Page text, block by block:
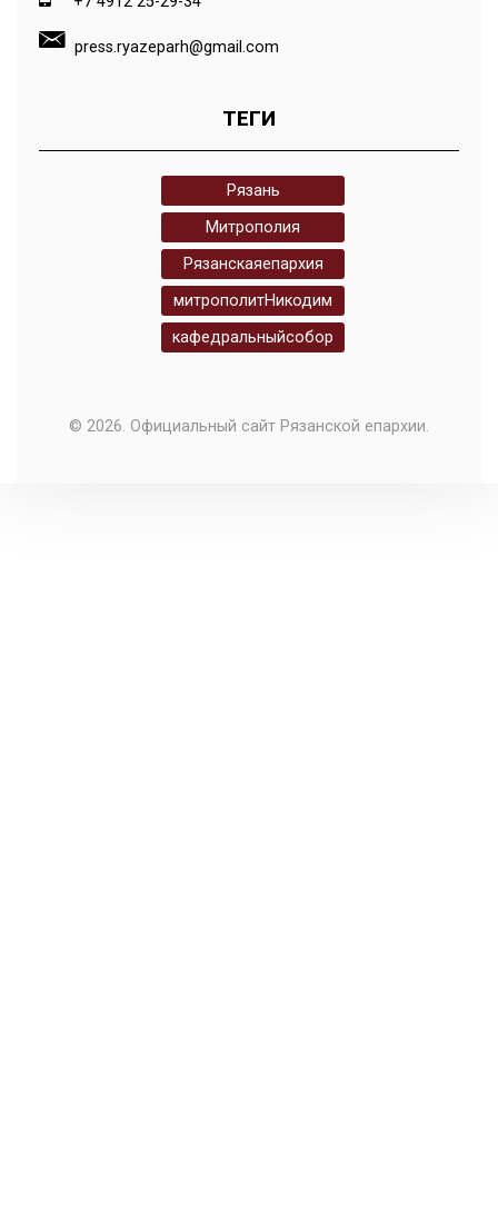
press.ryazeparh@gmail.com
ТЕГИ
Рязань
Митрополия
Рязанскаяепархия
митрополитНикодим
кафедральныйсобор
© 2026. Официальный сайт Рязанской епархии.